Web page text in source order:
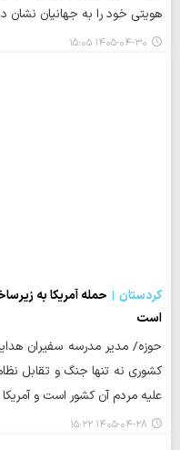
هویتی خود را به جهانیان نشان
۱۴۰۵-۰۴-۳۰ ۱۵:۰۵
کردستان
حمله آمریکا به
است
حوزه/ مدیر مدرسه سفیران
کشوری نه تنها جنگ و تقابل
علیه مردم آن کشور است و
۱۴۰۵-۰۴-۲۸ ۱۵:۲۲